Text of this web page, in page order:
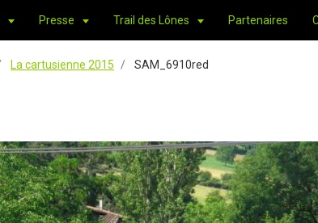
Presse Trail des Lônes Partenaires
La cartusienne 2015 SAM_6910red